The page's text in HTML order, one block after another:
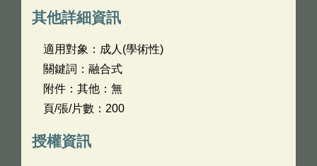
其他詳細資訊
適用對象：成人(學術性)
關鍵詞：融合式
附件：其他：無
頁/張/片數：200
授權資訊